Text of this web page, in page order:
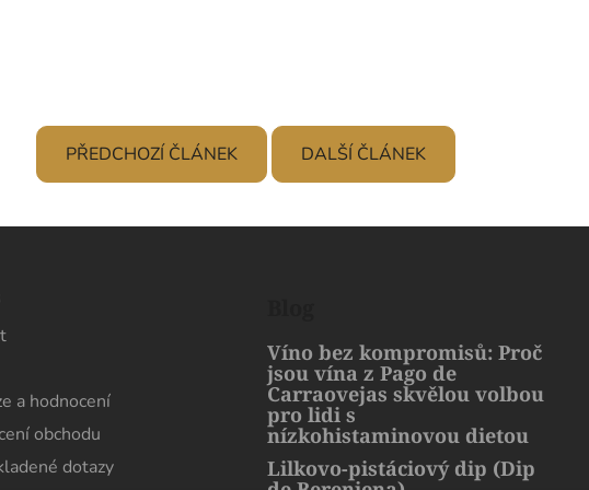
PŘEDCHOZÍ ČLÁNEK DALŠÍ ČLÁNEK
a hodnocení
obchodu
dotazy
Víno bez kompromisů: Proč
jsou vína z Pago de
Carraovejas skvělou volbou
pro lidi s
nízkohistaminovou dietou
Lilkovo-pistáciový dip (Dip